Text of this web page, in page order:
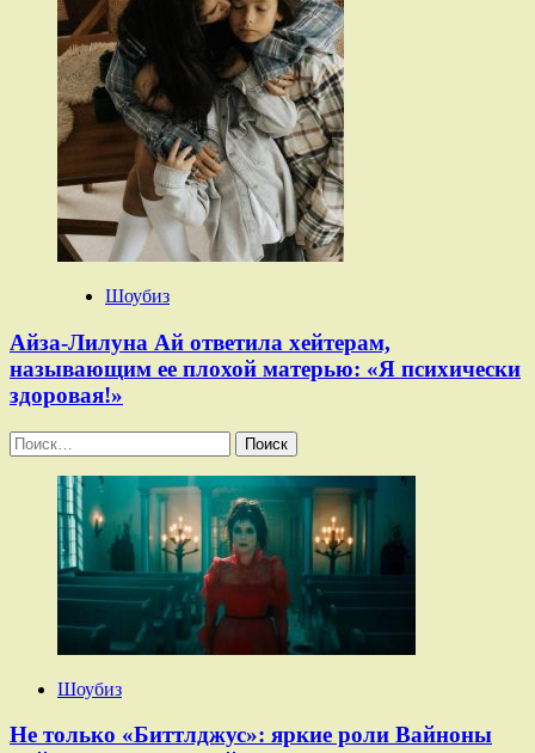
Шоубиз
Айза-Лилуна Ай ответила хейтерам,
называющим ее плохой матерью: «Я психически
здоровая!»
Найти:
Шоубиз
Не только «Биттлджус»: яркие роли Вайноны